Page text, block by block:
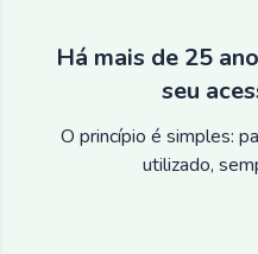
Há mais de 25
seu
O princípio é simples:
utilizado,